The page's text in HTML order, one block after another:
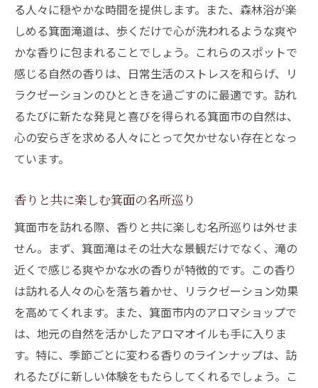
る人々に穏やかな時間を提供します。また、森林浴が楽
しめる箕面滝道は、歩くだけで心が洗われるような爽や
かな香りに包まれることでしょう。これらのスポットで
感じる自然の香りは、日常生活のストレスを和らげ、リ
ラクゼーションのひとときを過ごすのに最適です。訪れ
るたびに新たな発見と喜びを得られる箕面市の自然は、
心の安らぎを求める人々にとって欠かせない存在となっ
ています。
香りと共に楽しむ箕面の名所巡り
箕面市を訪れる際、香りと共に楽しむ名所巡りは外せま
せん。まず、箕面滝はその壮大な景観だけでなく、滝の
近くで感じる爽やかな水の香りが特徴的です。この香り
は訪れる人々の心を落ち着かせ、リラクゼーション効果
を高めてくれます。また、箕面市内のアロマショップで
は、地元の自然を活かしたアロマオイルも手に入りま
す。特に、季節ごとに変わる香りのラインナップは、訪
れるたびに新しい体験をもたらしてくれるでしょう。こ